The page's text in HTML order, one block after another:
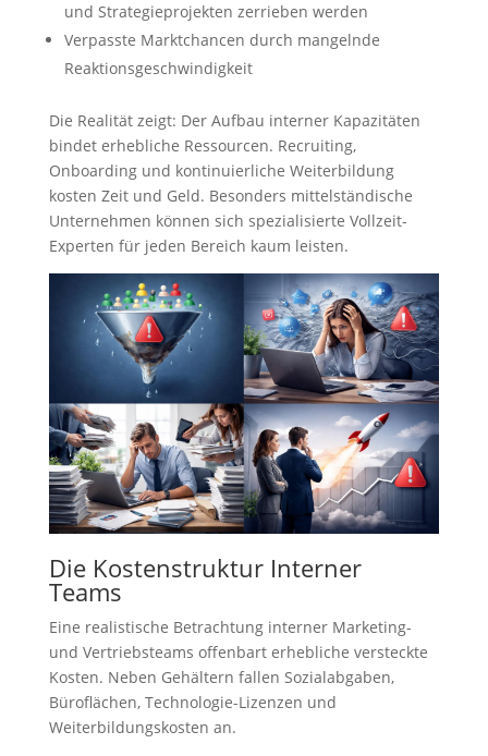
und Strategieprojekten zerrieben werden
Verpasste Marktchancen durch mangelnde
Reaktionsgeschwindigkeit
Die Realität zeigt: Der Aufbau interner Kapazitäten
bindet erhebliche Ressourcen. Recruiting,
Onboarding und kontinuierliche Weiterbildung
kosten Zeit und Geld. Besonders mittelständische
Unternehmen können sich spezialisierte Vollzeit-
Experten für jeden Bereich kaum leisten.
Die Kostenstruktur Interner
Teams
Eine realistische Betrachtung interner Marketing-
und Vertriebsteams offenbart erhebliche versteckte
Kosten. Neben Gehältern fallen Sozialabgaben,
Büroflächen, Technologie-Lizenzen und
Weiterbildungskosten an.